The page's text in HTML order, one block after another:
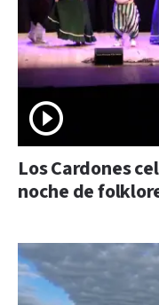
Los Cardones
noche de